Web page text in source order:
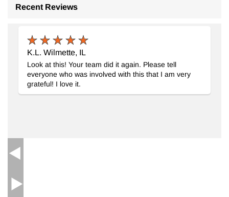
El Dokuma Vintage Halı
158 cm x 246 cm
Recent Reviews
K.L. Wilmette, IL
Look at this! Your team did it again. Please tell
everyone who was involved with this that I am very
grateful! I love it.